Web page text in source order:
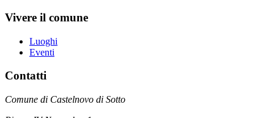
Vivere il comune
Luoghi
Eventi
Contatti
Comune di Castelnovo di Sotto